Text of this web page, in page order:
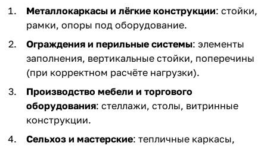
Металлокаркасы и лёгкие конструкции: стойки,
рамки, опоры под оборудование.
Ограждения и перильные системы: элементы
заполнения, вертикальные стойки, поперечины
(при корректном расчёте нагрузки).
Производство мебели и торгового
оборудования: стеллажи, столы, витринные
конструкции.
Сельхоз и мастерские: тепличные каркасы,